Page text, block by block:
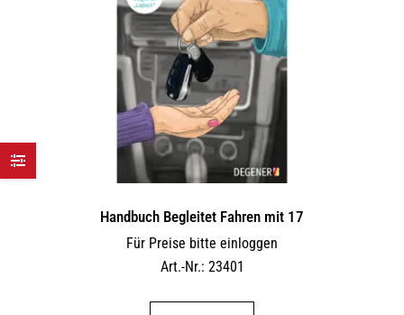
Handbuch Begleitet Fahren mit 17
Für Preise bitte einloggen
Art.-Nr.: 23401